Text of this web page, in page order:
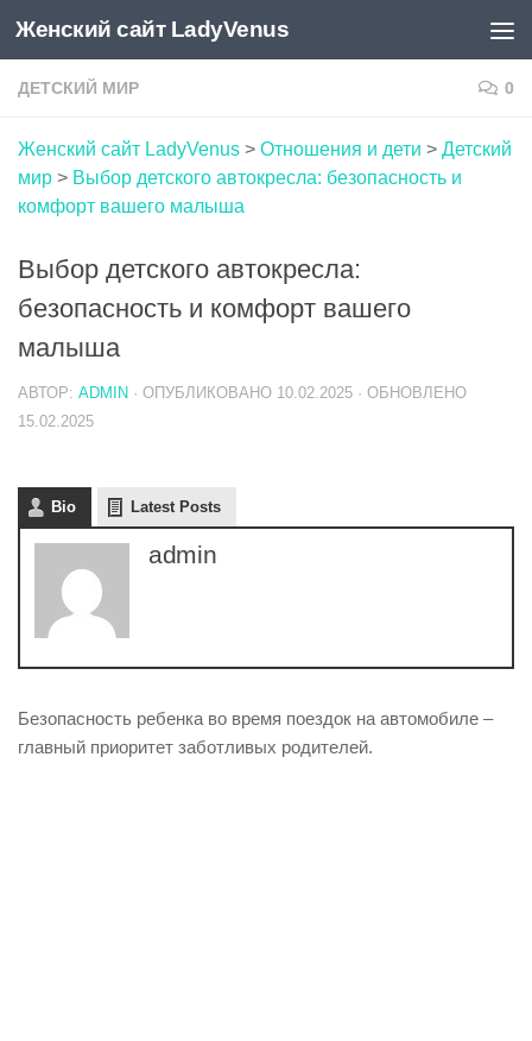
Skip to content
Женский сайт LadyVenus
ДЕТСКИЙ МИР 0
Женский сайт LadyVenus > Отношения и дети > Детский
мир > Выбор детского автокресла: безопасность и
комфорт вашего малыша
Выбор детского автокресла:
безопасность и комфорт вашего
малыша
АВТОР: ADMIN · ОПУБЛИКОВАНО 10.02.2025 · ОБНОВЛЕНО
15.02.2025
Bio Latest Posts
admin
Безопасность ребенка во время поездок на автомобиле –
главный приоритет заботливых родителей.